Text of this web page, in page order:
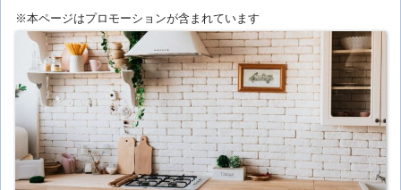
※本ページはプロモーションが含まれています